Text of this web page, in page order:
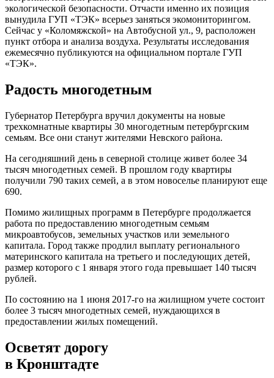
экологической безопасности. Отчасти именно их позиция
вынудила ГУП «ТЭК» всерьез заняться экомониторингом.
Сейчас у «Коломяжской» на Автобусной ул., 9, расположен
пункт отбора и анализа воздуха. Результаты исследования
ежемесячно публикуются на официальном портале ГУП
«ТЭК».
Радость многодетным
Губернатор Петербурга вручил документы на новые
трехкомнатные квартиры 30 многодетным петербургским
семьям. Все они станут жителями Невского района.
На сегодняшний день в северной столице живет более 34
тысяч многодетных семей. В прошлом году квартиры
получили 790 таких семей, а в этом новоселье планируют еще
690.
Помимо жилищных программ в Петербурге продолжается
работа по предоставлению многодетным семьям
микроавтобусов, земельных участков или земельного
капитала. Город также продлил выплату регионального
материнского капитала на третьего и последующих детей,
размер которого с 1 января этого года превышает 140 тысяч
рублей.
По состоянию на 1 июня 2017-го на жилищном учете состоит
более 3 тысяч многодетных семей, нуждающихся в
предоставлении жилых помещений.
Осветят дорогу
в Кронштадте